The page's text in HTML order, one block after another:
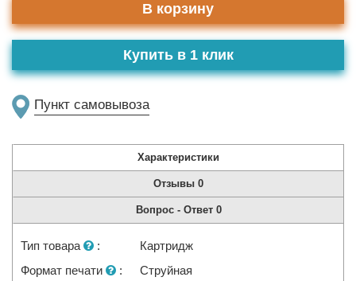
В корзину
Пункт самовывоза
Купить в 1 клик
Характеристики
Отзывы 0
Вопрос - Ответ 0
Тип товара :
Картридж
Формат печати
:
Струйная